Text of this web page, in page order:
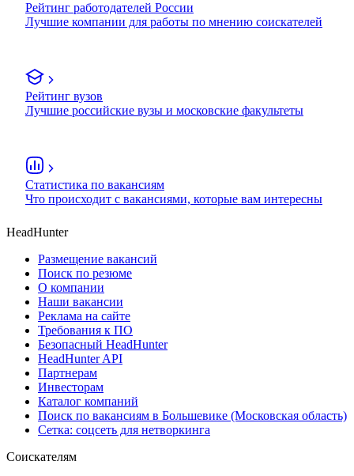
Рейтинг работодателей России
Лучшие компании для работы по мнению соискателей
Рейтинг вузов
Лучшие российские вузы и московские факультеты
Статистика по вакансиям
Что происходит с вакансиями, которые вам интересны
HeadHunter
Размещение вакансий
Поиск по резюме
О компании
Наши вакансии
Реклама на сайте
Требования к ПО
Безопасный HeadHunter
HeadHunter API
Партнерам
Инвесторам
Каталог компаний
Поиск по вакансиям в Большевике (Московская область)
Сетка: соцсеть для нетворкинга
Соискателям